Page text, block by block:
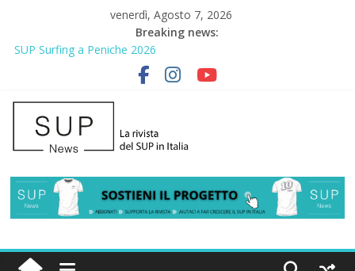
venerdì, Agosto 7, 2026
Breaking news:
SUP Surfing a Peniche 2026
AirSUP a Gallico: prima storica gara per Reggio Calabria
Gallico Paddle Fest 2026: sul lungomare di Gallico torna la festa
del SUP
Porto Selvaggio, a lezione di soccorso con la giornata della
prevenzione
2° Urban Sup Trophy: la regata solidale per lo IOR